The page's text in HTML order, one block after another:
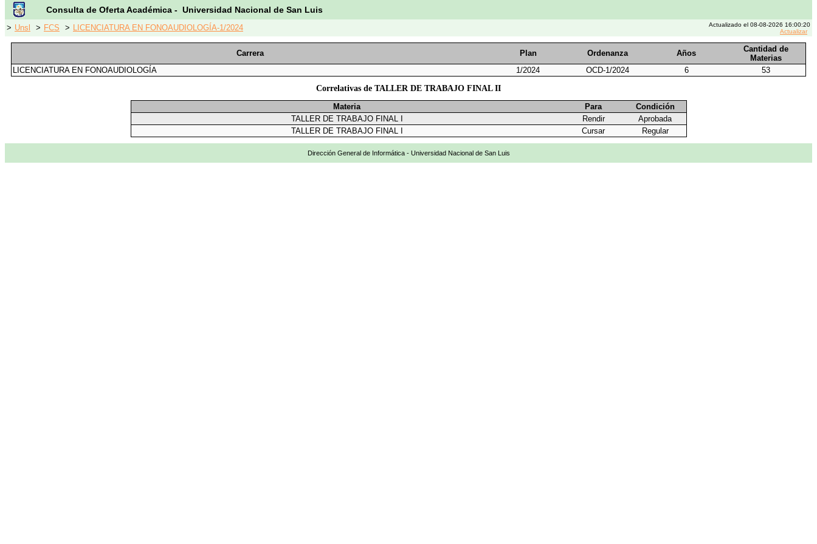
Consulta de Oferta Académica - Universidad Nacional de San Luis
> Unsl > FCS > LICENCIATURA EN FONOAUDIOLOGÍA-1/2024
Actualizado el 08-08-2026 16:00:20
Actualizar
Carrera Plan Ordenanza Años
Cantidad de
Materias
LICENCIATURA EN FONOAUDIOLOGÍA
1/2024 OCD-1/2024 6
53
Correlativas de TALLER DE TRABAJO FINAL II
Materia Para
Condición
TALLER DE TRABAJO FINAL I
Rendir
Aprobada
TALLER DE TRABAJO FINAL I
Cursar Regular
Dirección General de Informática - Universidad Nacional de San Luis